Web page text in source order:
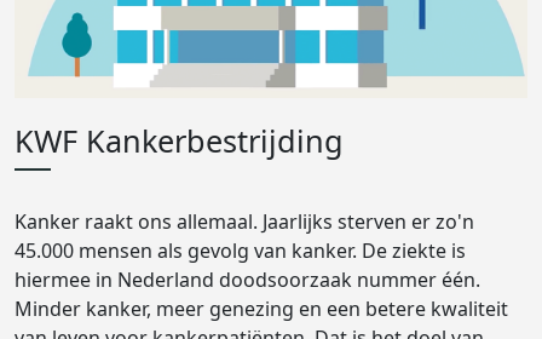
KWF Kankerbestrijding
Kanker raakt ons allemaal. Jaarlijks sterven er zo'n
45.000 mensen als gevolg van kanker. De ziekte is
hiermee in Nederland doodsoorzaak nummer één.
Minder kanker, meer genezing en een betere kwaliteit